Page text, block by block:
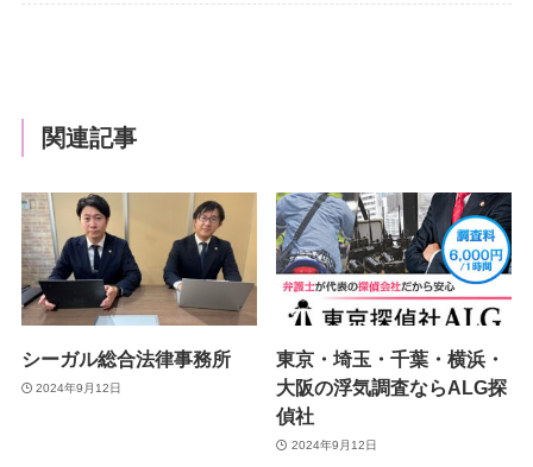
関連記事
シーガル総合法律事務所
2024年9月12日
東京・埼玉・千葉・横浜・
大阪の浮気調査ならALG探
偵社
2024年9月12日